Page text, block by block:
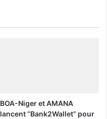
BOA-Niger et AMANA
lancent “Bank2Wallet” pour